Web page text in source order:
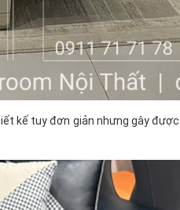
kế tuy đơn giản nhưng gây